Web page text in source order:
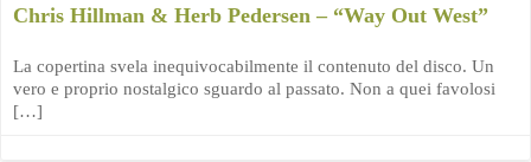
Chris Hillman & Herb Pedersen – “Way Out West”
La copertina svela inequivocabilmente il contenuto del disco. Un
vero e proprio nostalgico sguardo al passato. Non a quei favolosi
[…]